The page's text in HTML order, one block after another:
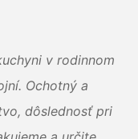
v rodinnom
Ochotný a
dôslednosť pri